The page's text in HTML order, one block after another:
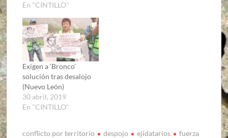
En "CINTILLO"
Exigen a ‘Bronco’
solución tras desalojo
(Nuevo León)
30 abril, 2019
En "CINTILLO"
conflicto por territorio despojo ejidatarios
fuerza